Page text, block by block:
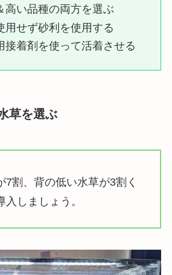
高い品種の両方を選ぶ
用せず砂利を使用する
接着剤を使って活着させる
草を選ぶ
7割、背の低い水草が3割く
入しましょう。